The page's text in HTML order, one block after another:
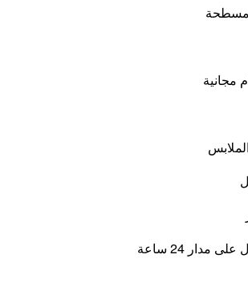
مسطحة
مجانية
مدار 24 ساعة